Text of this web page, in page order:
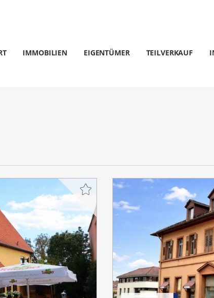
IMMOBILIEN EIGENTÜMER TEILVERKAUF